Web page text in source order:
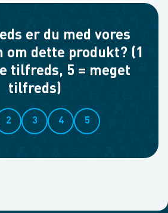
er du med vores
om dette produkt? (1
tilfreds, 5 = meget
tilfreds)
2 3 4 5